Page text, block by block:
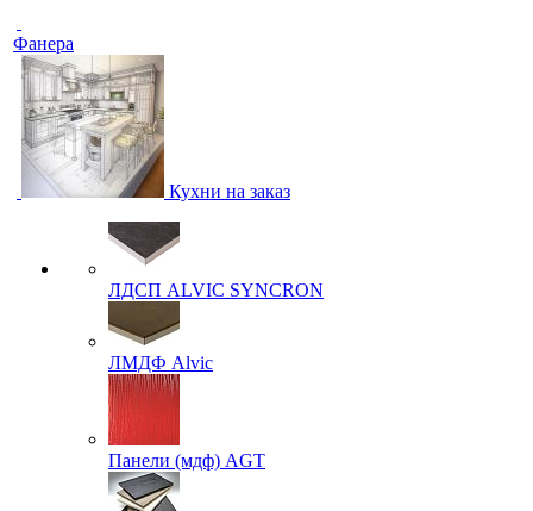
Фанера
Кухни на заказ
ЛДСП ALVIC SYNCRON
ЛМДФ Alvic
Панели (мдф) AGT